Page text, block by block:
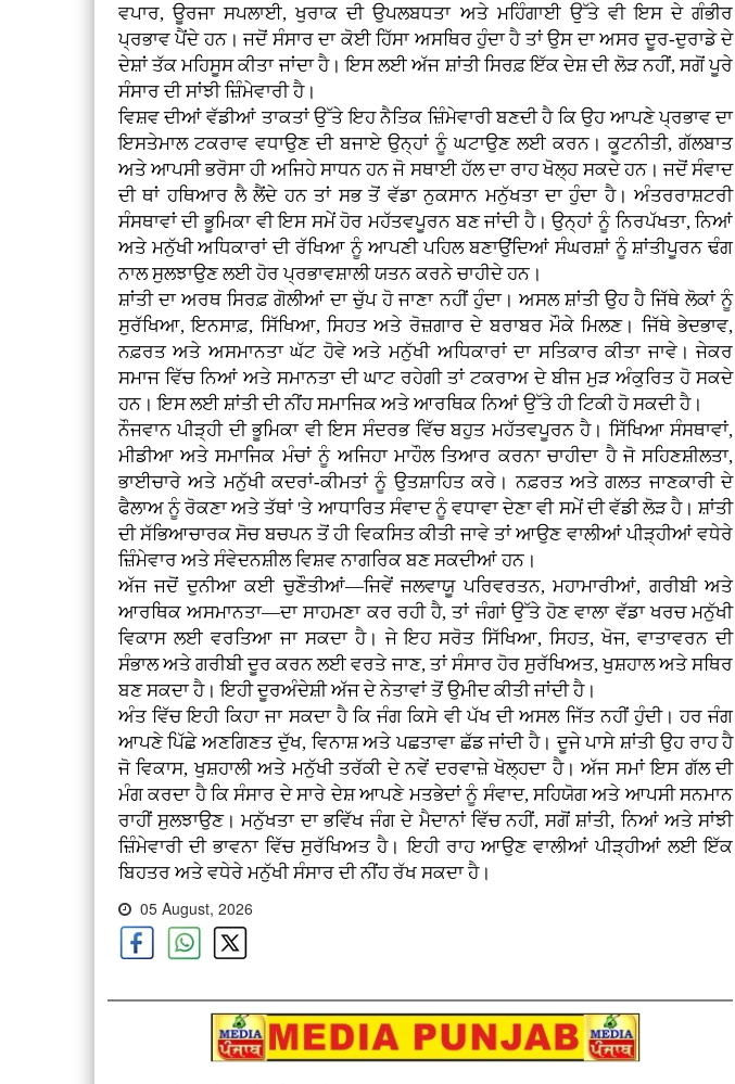
ਵਪਾਰ, ਊਰਜਾ ਸਪਲਾਈ, ਖੁਰਾਕ ਦੀ ਉਪਲਬਧਤਾ ਅਤੇ ਮਹਿੰਗਾਈ ਉੱਤੇ ਵੀ ਇਸ ਦੇ ਗੰਭੀਰ
ਪ੍ਰਭਾਵ ਪੈਂਦੇ ਹਨ। ਜਦੋਂ ਸੰਸਾਰ ਦਾ ਕੋਈ ਹਿੱਸਾ ਅਸਥਿਰ ਹੁੰਦਾ ਹੈ ਤਾਂ ਉਸ ਦਾ ਅਸਰ ਦੂਰ-ਦੁਰਾਡੇ ਦੇ
ਦੇਸ਼ਾਂ ਤੱਕ ਮਹਿਸੂਸ ਕੀਤਾ ਜਾਂਦਾ ਹੈ। ਇਸ ਲਈ ਅੱਜ ਸ਼ਾਂਤੀ ਸਿਰਫ਼ ਇੱਕ ਦੇਸ਼ ਦੀ ਲੋੜ ਨਹੀਂ, ਸਗੋਂ ਪੂਰੇ
ਸੰਸਾਰ ਦੀ ਸਾਂਝੀ ਜ਼ਿੰਮੇਵਾਰੀ ਹੈ।
ਵਿਸ਼ਵ ਦੀਆਂ ਵੱਡੀਆਂ ਤਾਕਤਾਂ ਉੱਤੇ ਇਹ ਨੈਤਿਕ ਜ਼ਿੰਮੇਵਾਰੀ ਬਣਦੀ ਹੈ ਕਿ ਉਹ ਆਪਣੇ ਪ੍ਰਭਾਵ ਦਾ
ਇਸਤੇਮਾਲ ਟਕਰਾਵ ਵਧਾਉਣ ਦੀ ਬਜਾਏ ਉਨ੍ਹਾਂ ਨੂੰ ਘਟਾਉਣ ਲਈ ਕਰਨ। ਕੂਟਨੀਤੀ, ਗੱਲਬਾਤ
ਅਤੇ ਆਪਸੀ ਭਰੋਸਾ ਹੀ ਅਜਿਹੇ ਸਾਧਨ ਹਨ ਜੋ ਸਥਾਈ ਹੱਲ ਦਾ ਰਾਹ ਖੋਲ੍ਹ ਸਕਦੇ ਹਨ। ਜਦੋਂ ਸੰਵਾਦ
ਦੀ ਥਾਂ ਹਥਿਆਰ ਲੈ ਲੈਂਦੇ ਹਨ ਤਾਂ ਸਭ ਤੋਂ ਵੱਡਾ ਨੁਕਸਾਨ ਮਨੁੱਖਤਾ ਦਾ ਹੁੰਦਾ ਹੈ। ਅੰਤਰਰਾਸ਼ਟਰੀ
ਸੰਸਥਾਵਾਂ ਦੀ ਭੂਮਿਕਾ ਵੀ ਇਸ ਸਮੇਂ ਹੋਰ ਮਹੱਤਵਪੂਰਨ ਬਣ ਜਾਂਦੀ ਹੈ। ਉਨ੍ਹਾਂ ਨੂੰ ਨਿਰਪੱਖਤਾ, ਨਿਆਂ
ਅਤੇ ਮਨੁੱਖੀ ਅਧਿਕਾਰਾਂ ਦੀ ਰੱਖਿਆ ਨੂੰ ਆਪਣੀ ਪਹਿਲ ਬਣਾਉਂਦਿਆਂ ਸੰਘਰਸ਼ਾਂ ਨੂੰ ਸ਼ਾਂਤੀਪੂਰਨ ਢੰਗ
ਨਾਲ ਸੁਲਝਾਉਣ ਲਈ ਹੋਰ ਪ੍ਰਭਾਵਸ਼ਾਲੀ ਯਤਨ ਕਰਨੇ ਚਾਹੀਦੇ ਹਨ।
ਸ਼ਾਂਤੀ ਦਾ ਅਰਥ ਸਿਰਫ਼ ਗੋਲੀਆਂ ਦਾ ਚੁੱਪ ਹੋ ਜਾਣਾ ਨਹੀਂ ਹੁੰਦਾ। ਅਸਲ ਸ਼ਾਂਤੀ ਉਹ ਹੈ ਜਿੱਥੇ ਲੋਕਾਂ ਨੂੰ
ਸੁਰੱਖਿਆ, ਇਨਸਾਫ਼, ਸਿੱਖਿਆ, ਸਿਹਤ ਅਤੇ ਰੋਜ਼ਗਾਰ ਦੇ ਬਰਾਬਰ ਮੌਕੇ ਮਿਲਣ। ਜਿੱਥੇ ਭੇਦਭਾਵ,
ਨਫ਼ਰਤ ਅਤੇ ਅਸਮਾਨਤਾ ਘੱਟ ਹੋਵੇ ਅਤੇ ਮਨੁੱਖੀ ਅਧਿਕਾਰਾਂ ਦਾ ਸਤਿਕਾਰ ਕੀਤਾ ਜਾਵੇ। ਜੇਕਰ
ਸਮਾਜ ਵਿੱਚ ਨਿਆਂ ਅਤੇ ਸਮਾਨਤਾ ਦੀ ਘਾਟ ਰਹੇਗੀ ਤਾਂ ਟਕਰਾਅ ਦੇ ਬੀਜ ਮੁੜ ਅੰਕੁਰਿਤ ਹੋ ਸਕਦੇ
ਹਨ। ਇਸ ਲਈ ਸ਼ਾਂਤੀ ਦੀ ਨੀਂਹ ਸਮਾਜਿਕ ਅਤੇ ਆਰਥਿਕ ਨਿਆਂ ਉੱਤੇ ਹੀ ਟਿਕੀ ਹੋ ਸਕਦੀ ਹੈ।
ਨੌਜਵਾਨ ਪੀੜ੍ਹੀ ਦੀ ਭੂਮਿਕਾ ਵੀ ਇਸ ਸੰਦਰਭ ਵਿੱਚ ਬਹੁਤ ਮਹੱਤਵਪੂਰਨ ਹੈ। ਸਿੱਖਿਆ ਸੰਸਥਾਵਾਂ,
ਮੀਡੀਆ ਅਤੇ ਸਮਾਜਿਕ ਮੰਚਾਂ ਨੂੰ ਅਜਿਹਾ ਮਾਹੌਲ ਤਿਆਰ ਕਰਨਾ ਚਾਹੀਦਾ ਹੈ ਜੋ ਸਹਿਣਸ਼ੀਲਤਾ,
ਭਾਈਚਾਰੇ ਅਤੇ ਮਨੁੱਖੀ ਕਦਰਾਂ-ਕੀਮਤਾਂ ਨੂੰ ਉਤਸ਼ਾਹਿਤ ਕਰੇ। ਨਫ਼ਰਤ ਅਤੇ ਗਲਤ ਜਾਣਕਾਰੀ ਦੇ
ਫੈਲਾਅ ਨੂੰ ਰੋਕਣਾ ਅਤੇ ਤੱਥਾਂ 'ਤੇ ਆਧਾਰਿਤ ਸੰਵਾਦ ਨੂੰ ਵਧਾਵਾ ਦੇਣਾ ਵੀ ਸਮੇਂ ਦੀ ਵੱਡੀ ਲੋੜ ਹੈ। ਸ਼ਾਂਤੀ
ਦੀ ਸੱਭਿਆਚਾਰਕ ਸੋਚ ਬਚਪਨ ਤੋਂ ਹੀ ਵਿਕਸਿਤ ਕੀਤੀ ਜਾਵੇ ਤਾਂ ਆਉਣ ਵਾਲੀਆਂ ਪੀੜ੍ਹੀਆਂ ਵਧੇਰੇ
ਜ਼ਿੰਮੇਵਾਰ ਅਤੇ ਸੰਵੇਦਨਸ਼ੀਲ ਵਿਸ਼ਵ ਨਾਗਰਿਕ ਬਣ ਸਕਦੀਆਂ ਹਨ।
ਅੱਜ ਜਦੋਂ ਦੁਨੀਆ ਕਈ ਚੁਣੌਤੀਆਂ—ਜਿਵੇਂ ਜਲਵਾਯੂ ਪਰਿਵਰਤਨ, ਮਹਾਮਾਰੀਆਂ, ਗਰੀਬੀ ਅਤੇ
ਆਰਥਿਕ ਅਸਮਾਨਤਾ—ਦਾ ਸਾਹਮਣਾ ਕਰ ਰਹੀ ਹੈ, ਤਾਂ ਜੰਗਾਂ ਉੱਤੇ ਹੋਣ ਵਾਲਾ ਵੱਡਾ ਖਰਚ ਮਨੁੱਖੀ
ਵਿਕਾਸ ਲਈ ਵਰਤਿਆ ਜਾ ਸਕਦਾ ਹੈ। ਜੇ ਇਹ ਸਰੋਤ ਸਿੱਖਿਆ, ਸਿਹਤ, ਖੋਜ, ਵਾਤਾਵਰਨ ਦੀ
ਸੰਭਾਲ ਅਤੇ ਗਰੀਬੀ ਦੂਰ ਕਰਨ ਲਈ ਵਰਤੇ ਜਾਣ, ਤਾਂ ਸੰਸਾਰ ਹੋਰ ਸੁਰੱਖਿਅਤ, ਖੁਸ਼ਹਾਲ ਅਤੇ ਸਥਿਰ
ਬਣ ਸਕਦਾ ਹੈ। ਇਹੀ ਦੂਰਅੰਦੇਸ਼ੀ ਅੱਜ ਦੇ ਨੇਤਾਵਾਂ ਤੋਂ ਉਮੀਦ ਕੀਤੀ ਜਾਂਦੀ ਹੈ।
ਅੰਤ ਵਿੱਚ ਇਹੀ ਕਿਹਾ ਜਾ ਸਕਦਾ ਹੈ ਕਿ ਜੰਗ ਕਿਸੇ ਵੀ ਪੱਖ ਦੀ ਅਸਲ ਜਿੱਤ ਨਹੀਂ ਹੁੰਦੀ। ਹਰ ਜੰਗ
ਆਪਣੇ ਪਿੱਛੇ ਅਣਗਿਣਤ ਦੁੱਖ, ਵਿਨਾਸ਼ ਅਤੇ ਪਛਤਾਵਾ ਛੱਡ ਜਾਂਦੀ ਹੈ। ਦੂਜੇ ਪਾਸੇ ਸ਼ਾਂਤੀ ਉਹ ਰਾਹ ਹੈ
ਜੋ ਵਿਕਾਸ, ਖੁਸ਼ਹਾਲੀ ਅਤੇ ਮਨੁੱਖੀ ਤਰੱਕੀ ਦੇ ਨਵੇਂ ਦਰਵਾਜ਼ੇ ਖੋਲ੍ਹਦਾ ਹੈ। ਅੱਜ ਸਮਾਂ ਇਸ ਗੱਲ ਦੀ
ਮੰਗ ਕਰਦਾ ਹੈ ਕਿ ਸੰਸਾਰ ਦੇ ਸਾਰੇ ਦੇਸ਼ ਆਪਣੇ ਮਤਭੇਦਾਂ ਨੂੰ ਸੰਵਾਦ, ਸਹਿਯੋਗ ਅਤੇ ਆਪਸੀ ਸਨਮਾਨ
ਰਾਹੀਂ ਸੁਲਝਾਉਣ। ਮਨੁੱਖਤਾ ਦਾ ਭਵਿੱਖ ਜੰਗ ਦੇ ਮੈਦਾਨਾਂ ਵਿੱਚ ਨਹੀਂ, ਸਗੋਂ ਸ਼ਾਂਤੀ, ਨਿਆਂ ਅਤੇ ਸਾਂਝੀ
ਜ਼ਿੰਮੇਵਾਰੀ ਦੀ ਭਾਵਨਾ ਵਿੱਚ ਸੁਰੱਖਿਅਤ ਹੈ। ਇਹੀ ਰਾਹ ਆਉਣ ਵਾਲੀਆਂ ਪੀੜ੍ਹੀਆਂ ਲਈ ਇੱਕ
ਬਿਹਤਰ ਅਤੇ ਵਧੇਰੇ ਮਨੁੱਖੀ ਸੰਸਾਰ ਦੀ ਨੀਂਹ ਰੱਖ ਸਕਦਾ ਹੈ।
05 August, 2026